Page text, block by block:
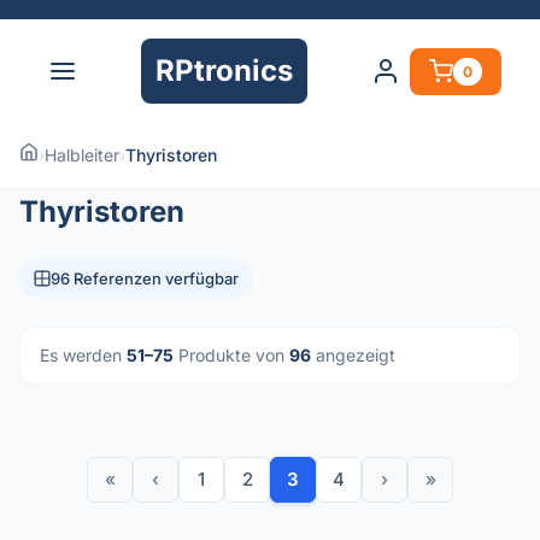
RPtronics 0
›Halbleiter›Thyristoren
Thyristoren
96 Referenzen verfügbar
Es werden 51–75 Produkte von 96 angezeigt
« ‹ 1 2 3 4 › »